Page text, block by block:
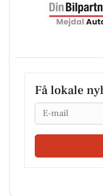
Få lokale
Email